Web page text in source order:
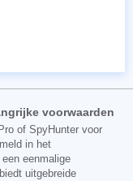
voorwaarden
of SpyHunter voor
in het
eenmalige
uitgebreide